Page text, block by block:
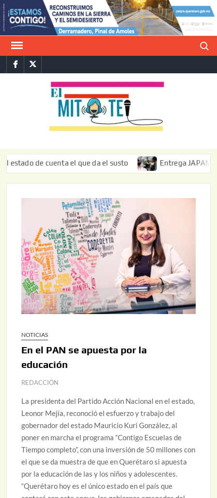
Saltar
al
contenido
FacebookTwitter
de cuenta el que da el susto Entrega JAPAM
NOTICIAS
En el PAN se apuesta por la
educación
REDACCIÓN
La presidenta del Partido Acción Nacional en el estado,
Leonor Mejía, reconoció el esfuerzo y trabajo del
gobernador del estado Mauricio Kuri González, al
poner en marcha el programa “Contigo Escuelas de
Tiempo completo”, con una inversión de 50 millones con
el que se da muestra de que en Querétaro si apuesta
por la educación de las y los niños y adolescentes.
“Querétaro hoy es el único estado en el país que